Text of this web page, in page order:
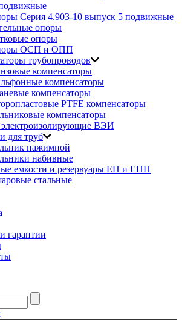
Серия 4.903-10 выпуск 5 подвижные
опоры
опоры
ОСП и ОПП
трубопроводов
компенсаторы
компенсаторы
компенсаторы
PTFE компенсаторы
компенсаторы
электроизолирующие ВЭИ
для труб
нажимной
набивные
емкости и резервуары ЕП и ЕПП
стальные
гарантии